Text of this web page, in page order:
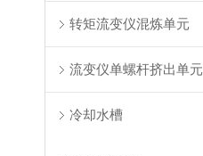
转矩流变仪混炼单元
流变仪单螺杆挤出单元
冷却水槽